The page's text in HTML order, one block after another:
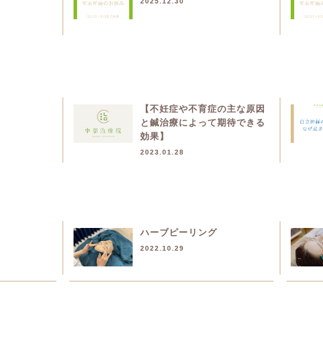
【不妊症や不育症の主な原因
と鍼治療によって期待できる
効果】
2023.01.28
ハーブピーリング
2022.10.29